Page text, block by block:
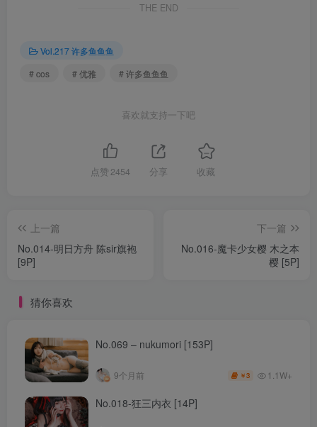
THE END
Vol.217 许多鱼鱼鱼
# cos
# 优雅 # 许多鱼鱼鱼
喜欢就支持一下吧
点赞 2454 分享 收藏
上一篇
No.014-明日方舟 陈sir旗袍
[9P]
下一篇
No.016-魔卡少女樱 木之本
樱 [5P]
猜你喜欢
No.069 – nukumori [153P]
9个月前 ￥3 1.1W+
No.018-狂三内衣 [14P]